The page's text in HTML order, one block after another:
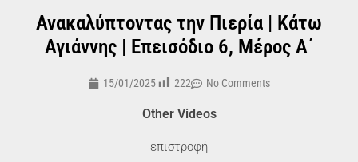
Ανακαλύπτοντας την Πιερία | Κάτω
Αγιάννης | Επεισόδιο 6, Μέρος Α΄
15/01/2025 222 No Comments
Other Videos
επιστροφή